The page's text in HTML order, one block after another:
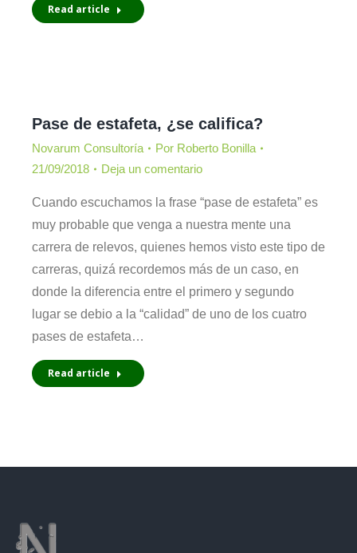
Read article
Pase de estafeta, ¿se califica?
Novarum Consultoría Por Roberto Bonilla
21/09/2018
Deja un comentario
Cuando escuchamos la frase “pase de estafeta” es
muy probable que venga a nuestra mente una
carrera de relevos, quienes hemos visto este tipo de
carreras, quizá recordemos más de un caso, en
donde la diferencia entre el primero y segundo
lugar se debio a la “calidad” de uno de los cuatro
pases de estafeta…
Read article